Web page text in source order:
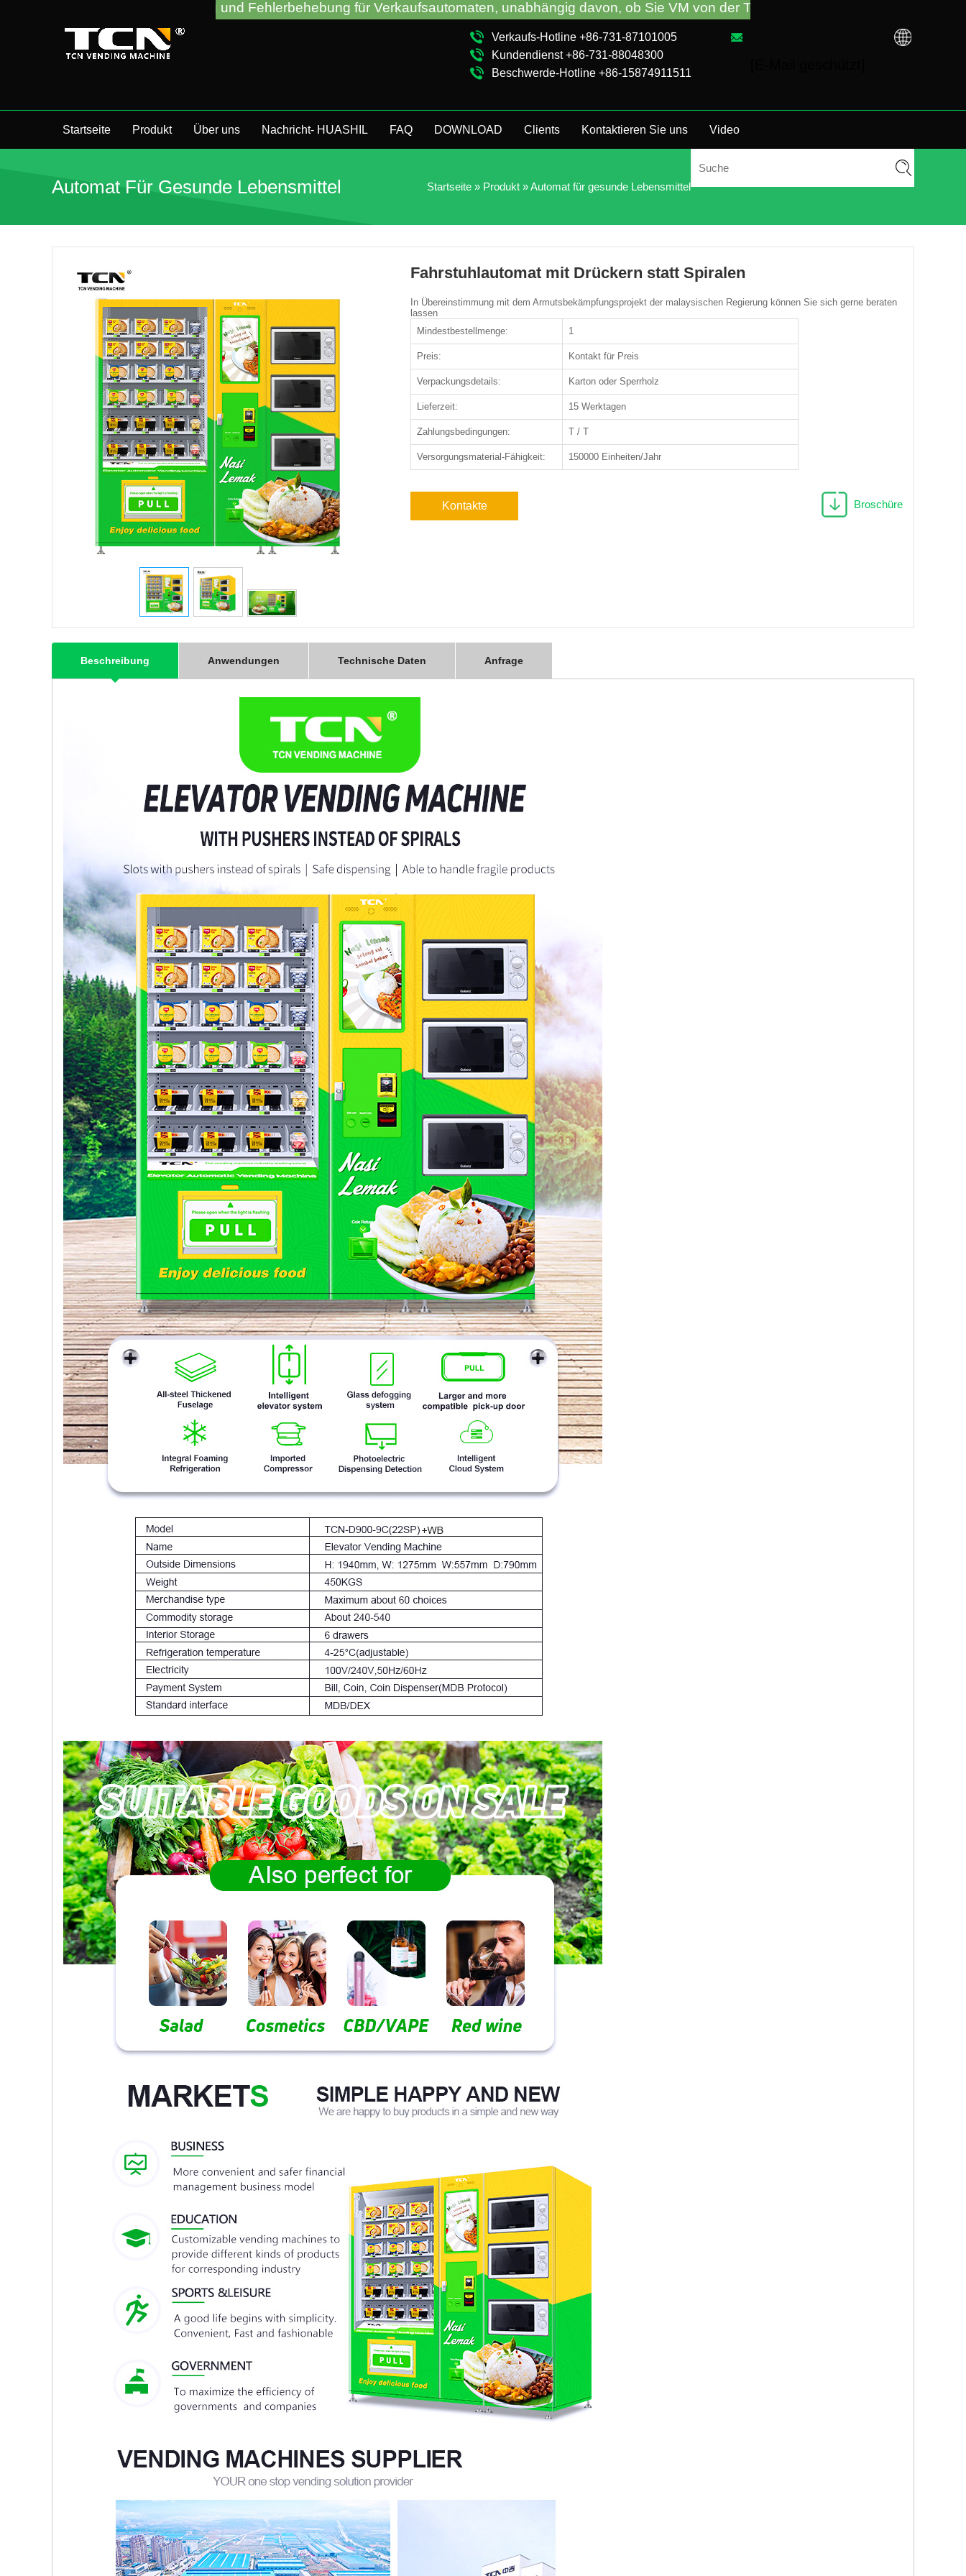
Verkaufs-Hotline +86-731-87101005
Kundendienst +86-731-88048300
Beschwerde-Hotline +86-15874911511
Startseite Produkt Über uns Nachricht- HUASHIL FAQ DOWNLOAD Clients Kontaktieren Sie uns Video
Automat Für Gesunde Lebensmittel Startseite » Produkt »Automat für gesunde Lebensmittel
Fahrstuhlautomat mit Drückern statt Spiralen
In Übereinstimmung mit dem Armutsbekämpfungsprojekt der malaysischen Regierung können Sie sich gerne beraten
lassen
Mindestbestellmenge:
1
Preis: Kontakt für Preis
Verpackungsdetails: Karton oder Sperrholz
Lieferzeit: 15 Werktagen
Zahlungsbedingungen: T / T
Versorgungsmaterial-Fähigkeit: 150000 Einheiten/Jahr
Kontakte Broschüre
Beschreibung Anwendungen Technische Daten Anfrage
der Anleitung und Fehlerbehebung für Verkaufsautomaten, unabhängig davon, ob Sie VM von der TCN-Fabrik oder einem lokalen Händler gekauft